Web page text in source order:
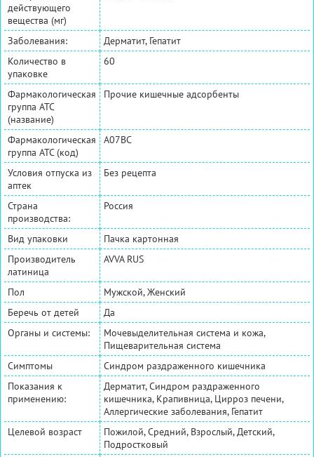
действующего
вещества (мг)
Заболевания:
Дерматит, Гепатит
Количество в
упаковке
60
Фармакологическая
группа АТС
(название)
Прочие кишечные адсорбенты
Фармакологическая
группа АТС (код)
A07BC
Условия отпуска из
аптек
Без рецепта
Страна
производства:
Россия
Вид упаковки
Пачка картонная
Производитель
латиница
AVVA RUS
Пол
Мужской, Женский
Беречь от детей
Да
Органы и системы:
Мочевыделительная система и кожа,
Пищеварительная система
Симптомы
Синдром раздраженного кишечника
Показания к
применению:
Дерматит, Синдром раздраженного
кишечника, Крапивница, Цирроз печени,
Аллергические заболевания, Гепатит
Целевой возраст
Пожилой, Средний, Взрослый, Детский,
Подростковый